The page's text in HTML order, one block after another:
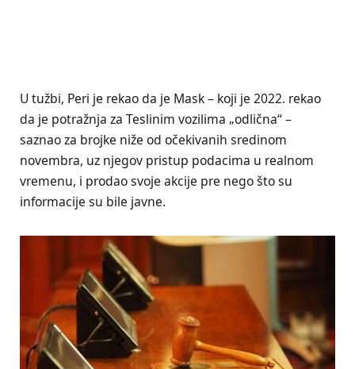
U tužbi, Peri je rekao da je Mask – koji je 2022. rekao
da je potražnja za Teslinim vozilima „odlična“ –
saznao za brojke niže od očekivanih sredinom
novembra, uz njegov pristup podacima u realnom
vremenu, i prodao svoje akcije pre nego što su
informacije su bile javne.